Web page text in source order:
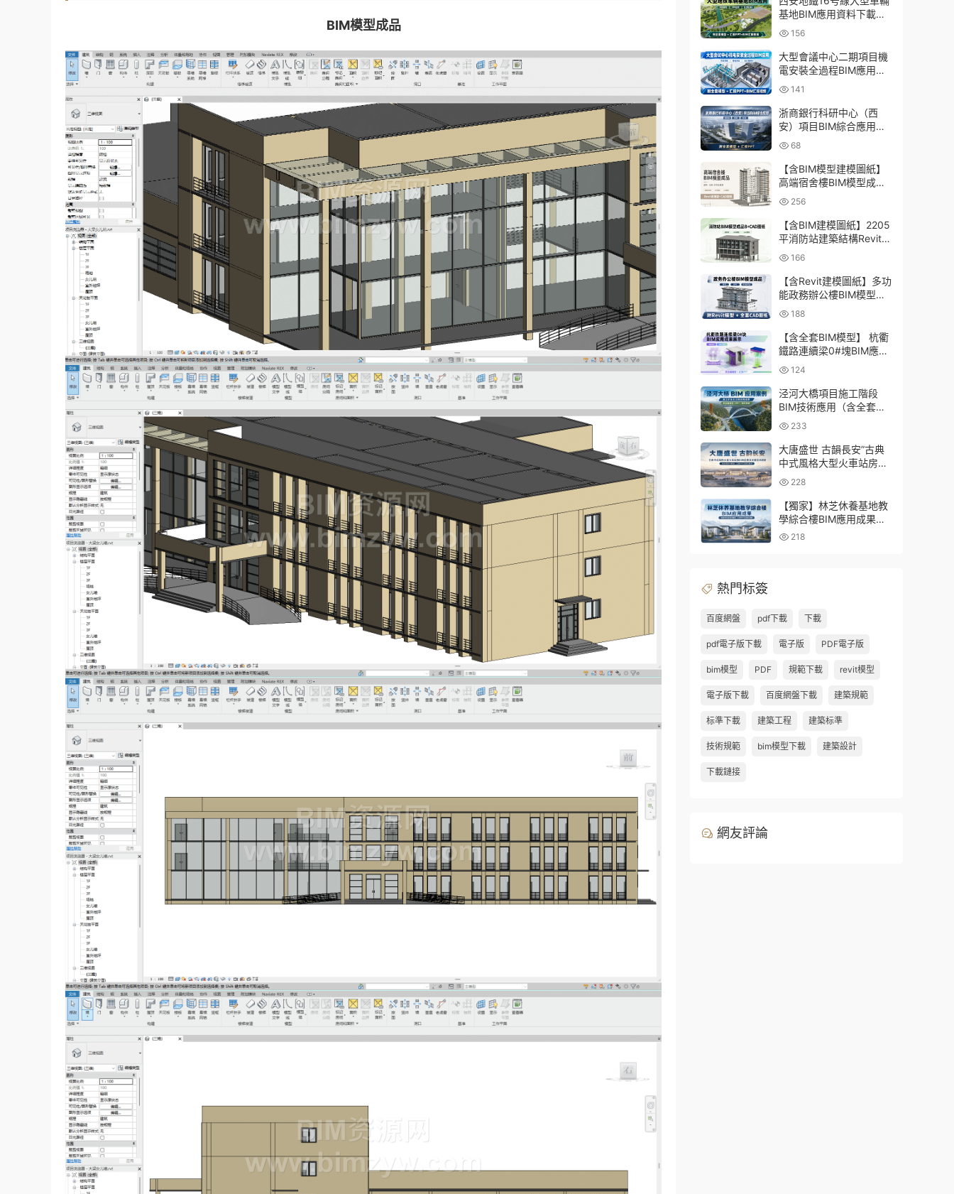
BIM模型成品
基地BIM應用資料下載：
含BIM模型、彙報PPT及
演示視頻
156
大型會議中心二期項目機
電安裝全過程BIM應用資
料下載：含BIM模型、彙
報PPT及視頻
141
浙商銀行科研中心（西
安）項目BIM綜合應用資
料下載：含全套BIM模
型、彙報PPT
68
【含BIM模型建模圖紙】
高端宿舍樓BIM模型成
品，包含建築+結構兩大
專業Revit模型及全套建模
CAD圖紙
256
【含BIM建模圖紙】2205
平消防站建築結構Revit模
型成品，包含全套BIM建
模CAD圖紙下載
166
【含Revit建模圖紙】多功
能政務辦公樓BIM模型成
品，包含建築+結構+機電
三大專業Revit模型及配套
建模CAD圖紙
188
【含全套BIM模型】 杭衢
鐵路連續梁0#塊BIM應用
成果｜鋼筋與預應力深化
施工實戰資料
124
泾河大橋項目施工階段
BIM技術應用（含全套
BIM模型、彙報PPT及演
示視頻）
233
大唐盛世 古韻長安”古典
中式風格大型火車站房
BIM應用及關鍵技術研發
（含全套BIM模型、彙報
PPT及演示視頻）
228
【獨家】林芝休養基地教
學綜合樓BIM應用成果
（全套資料含BIM模型、
218
熱門标簽
百度網盤 pdf下載 下載
pdf電子版下載 電子版 PDF電子版
bim模型 PDF 規範下載 revit模型
電子版下載 百度網盤下載 建築規範
标準下載 建築工程 建築标準
技術規範 bim模型下載 建築設計
下載鏈接
網友評論